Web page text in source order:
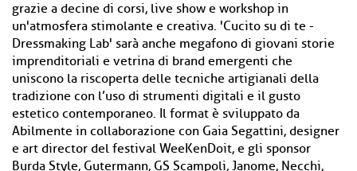
grazie a decine di corsi, live show e workshop in
un'atmosfera stimolante e creativa. 'Cucito su di te -
Dressmaking Lab' sarà anche megafono di giovani storie
imprenditoriali e vetrina di brand emergenti che
uniscono la riscoperta delle tecniche artigianali della
tradizione con l’uso di strumenti digitali e il gusto
estetico contemporaneo. Il format è sviluppato da
Abilmente in collaborazione con Gaia Segattini, designer
e art director del festival WeeKenDoit, e gli sponsor
Burda Style, Gutermann, GS Scampoli, Janome, Necchi,